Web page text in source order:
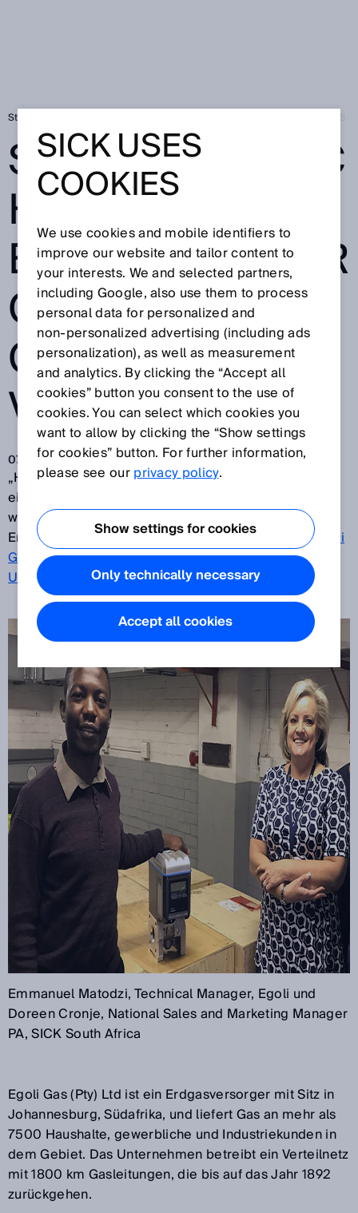
Startseite
SÜDAFRIKANISC
HER
ERDGASVERSOR
GER SETZT AUF
GASZÄHLER
VON SICK
07.05.2018
„Hervorragend, großartig! Zwei Jahre habe ich um
eine Lösung gerungen. SICK hat genau verstanden,
was wir brauchen und es geliefert!“ So die Worte von
Emmanuel Matodzi, dem Technischen Leiter derEgoli
Gas Company, nachdem diese nun auch die
Ultraschall-Gaszählervon SICK eingeführt hat.
Emmanuel Matodzi, Technical Manager, Egoli und
Doreen Cronje, National Sales and Marketing Manager
PA, SICK South Africa
Egoli Gas (Pty) Ltd ist ein Erdgasversorger mit Sitz in
Johannesburg, Südafrika, und liefert Gas an mehr als
7500 Haushalte, gewerbliche und Industriekunden in
dem Gebiet. Das Unternehmen betreibt ein Verteilnetz
mit 1800 km Gasleitungen, die bis auf das Jahr 1892
zurückgehen.
SICK USES
COOKIES
We use cookies and mobile identifiers to
improve our website and tailor content to
your interests. We and selected partners,
including Google, also use them to process
personal data for personalized and
non‑personalized advertising (including ads
personalization), as well as measurement
and analytics. By clicking the “Accept all
cookies” button you consent to the use of
cookies. You can select which cookies you
want to allow by clicking the “Show settings
for cookies” button. For further information,
please see ourprivacy policy.
Show settings for cookies
Only technically necessary
Accept all cookies